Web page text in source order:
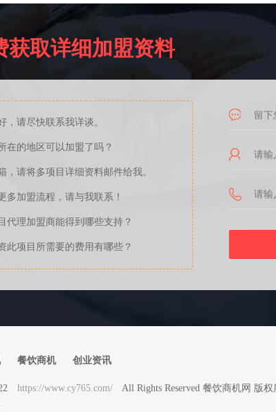
获取详细加盟资料
，请尽快联系我详谈。
在的地区可以加盟了吗？
，请将多项目详细资料邮件给我。
多加盟流程，请与我联系！
代理加盟商能得到哪些支持？
此项目所需要的费用有哪些？
餐饮商机 创业资讯
https://www.cy765.com/ All Rights Reserved 餐饮商机网 版权